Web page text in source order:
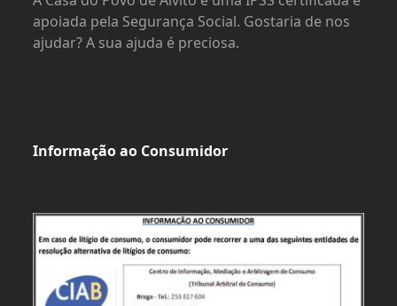
apoiada pela Segurança Social. Gostaria de nos
ajudar? A sua ajuda é preciosa.
Informação ao Consumidor